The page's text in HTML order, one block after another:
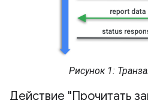
Рисунок 1:
Действие "Прочитать